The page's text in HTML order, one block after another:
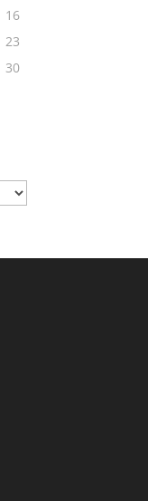
16
23
30